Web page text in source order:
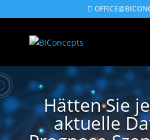
Hätten Sie
aktuelle